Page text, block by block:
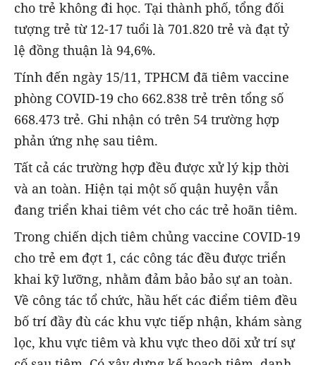
cho trẻ không đi học. Tại thành phố, tổng đối
tượng trẻ từ 12-17 tuổi là 701.820 trẻ và đạt tỷ
lệ đồng thuận là 94,6%.
Tính đến ngày 15/11, TPHCM đã tiêm vaccine
phòng COVID-19 cho 662.838 trẻ trên tổng số
668.473 trẻ. Ghi nhận có trên 54 trường hợp
phản ứng nhẹ sau tiêm.
Tất cả các trường hợp đều được xử lý kịp thời
và an toàn. Hiện tại một số quận huyện vẫn
đang triển khai tiêm vét cho các trẻ hoãn tiêm.
Trong chiến dịch tiêm chủng vaccine COVID-19
cho trẻ em đợt 1, các công tác đều được triển
khai kỹ lưỡng, nhằm đảm bảo bảo sự an toàn.
Về công tác tổ chức, hầu hết các điểm tiêm đều
bố trí đầy đù các khu vực tiếp nhận, khám sàng
lọc, khu vực tiêm và khu vực theo dõi xử trí sự